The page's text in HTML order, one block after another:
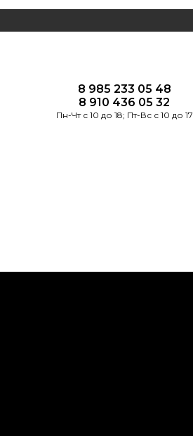
8 985 233 05 48
8 910 436 05 32
Пн-Чт с 10 до 18; Пт-Вс с 10 до 17